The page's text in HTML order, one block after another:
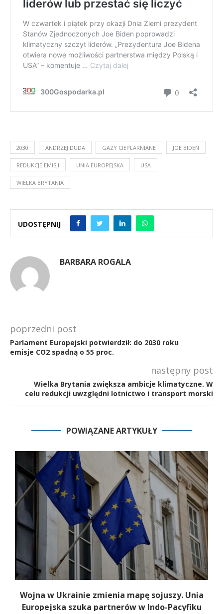
2030 ANDRZEJ DUDA GAZY CIEPLARNIANE JOE BIDEN
REDUKCJE EMISJI UNIA EUROPEJSKA USA
WIELKA BRYTANIA
UDOSTĘPNIJ
BARBARA ROGALA
poprzedni post
Parlament Europejski potwierdził: do 2030 roku
emisje CO2 spadną o 55 proc.
następny post
Wielka Brytania zwiększa ambicje klimatyczne. W
celu redukcji uwzględni lotnictwo i transport morski
POWIĄZANE ARTYKUŁY
Wojna w Ukrainie zmienia mapę sojuszy. Unia
Europejska szuka partnerów w Indo-Pacyfiku